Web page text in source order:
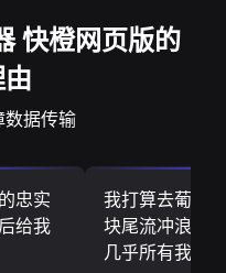
快橙网页版的
数据传输
忠实
给我
我打算去葡萄
块尾流冲浪板
几乎所有我需